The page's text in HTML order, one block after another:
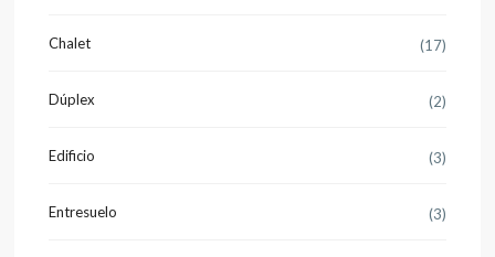
Chalet (17)
Dúplex (2)
Edificio (3)
Entresuelo (3)